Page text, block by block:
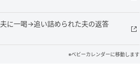
に一喝→追い詰められた夫の返答
※ベビーカレンダーに移動します